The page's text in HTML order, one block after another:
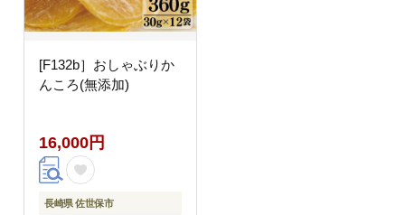
[F132b］おしゃぶりか
んころ(無添加)
16,000円
長崎県 佐世保市